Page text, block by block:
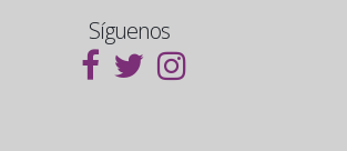
Síguenos